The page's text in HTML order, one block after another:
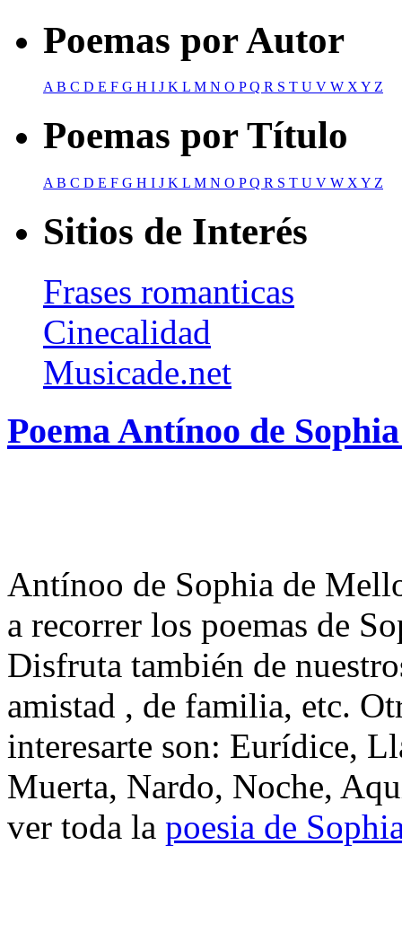
Poemas por Autor
AB C D E F G H I J K L M N O PQ R S T U V W XY Z
Poemas por Título
A B C D E F G H I J K L M N O PQ R S T U V W X Y Z
Sitios de Interés
Frases romanticas
Cinecalidad
Musicade.net
Poema Antínoo de
Antínoo de Sophia de
a recorrer los poemas de
Disfruta también de
amistad , de familia, etc.
interesarte son: Eurídice,
Muerta, Nardo, Noche,
ver toda la poesia de